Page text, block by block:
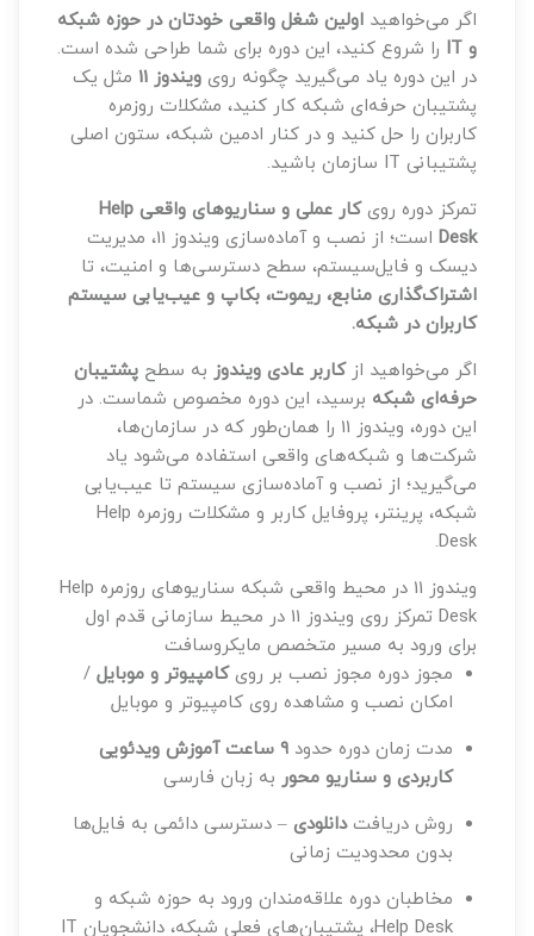
اگر می‌خواهید اولین شغل واقعی خودتان در حوزه شبکه
و IT
را شروع کنید، این دوره برای شما طراحی شده است.
در این دوره یاد می‌گیرید چگونه روی ویندوز 11
مثل یک
پشتیبان حرفه‌ای شبکه کار کنید، مشکلات روزمره
کاربران را حل کنید و در کنار ادمین شبکه، ستون اصلی
پشتیبانی IT سازمان باشید.
تمرکز دوره روی
کار عملی و سناریوهای واقعی Help
Desk
است؛ از نصب و آماده‌سازی ویندوز 11، مدیریت
دیسک و فایل‌سیستم، سطح دسترسی‌ها و امنیت، تا
اشتراک‌گذاری منابع، ریموت، بکاپ و عیب‌یابی سیستم
کاربران در شبکه.
اگر می‌خواهید ازکاربر عادی ویندوز به سطح پشتیبان
حرفه‌ای شبکه برسید، این دوره مخصوص شماست. در
این دوره، ویندوز 11 را همان‌طور که در سازمان‌ها،
شرکت‌ها و شبکه‌های واقعی استفاده می‌شود یاد
می‌گیرید؛ از نصب و آماده‌سازی سیستم تا عیب‌یابی
شبکه، پرینتر، پروفایل کاربر و مشکلات روزمره Help
Desk.
ویندوز 11 در محیط واقعی شبکه
سناریوهای روزمره Help
Desk تمرکز روی ویندوز 11 در محیط سازمانی
قدم اول
برای ورود به مسیر متخصص مایکروسافت
مجوز دوره مجوز نصب بر رویکامپیوتر و موبایل/
امکان نصب و مشاهده روی کامپیوتر و موبایل
مدت زمان دوره حدود ۹ ساعت آموزش ویدئویی
کاربردی و سناریو محور به زبان فارسی
روش دریافت دانلودی– دسترسی دائمی به فایل‌ها
بدون محدودیت زمانی
مخاطبان دوره علاقه‌مندان ورود به حوزه شبکه و
Help Desk، پشتیبان‌های فعلی شبکه، دانشجویان IT